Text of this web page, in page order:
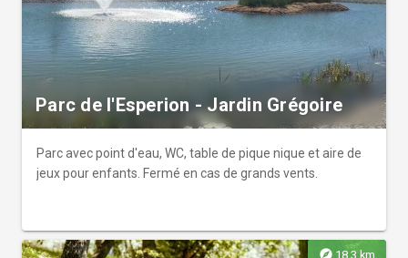
Parc de l'Esperion - Jardin Grégoire
Parc avec point d'eau, WC, table de pique nique et aire de
jeux pour enfants. Fermé en cas de grands vents.
explore 18.3 km